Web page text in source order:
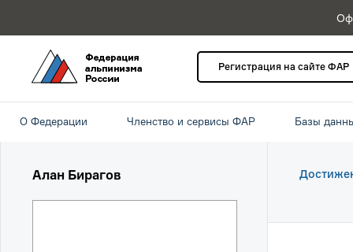
Регистрация на сайте ФАР
О Федерации Членство и сервисы ФАР Базы
Алан Бирагов